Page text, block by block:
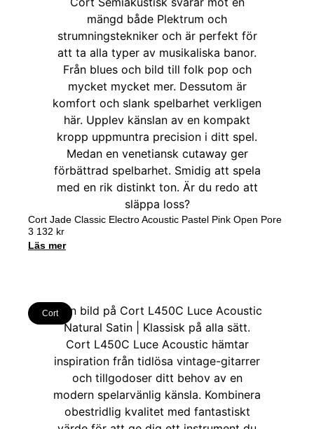
Cort Jade Classic Electro Acoustic Pastel Pink Open Pore
3 132 kr
Läs mer
Cort